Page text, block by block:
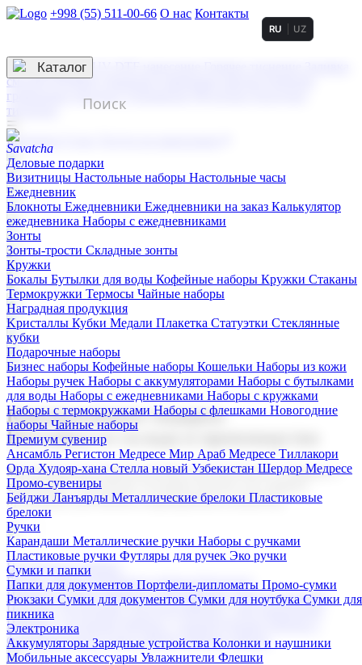
+998 (55) 511-00-66 О нас Контакты
3D гравировка
смолой (Doming)
гравировка твердая
тиснение
RU UZ
☰
Контакты
Каталог
Деловые подарки
Визитницы Настольные наборы Настольные часы
Ежедневник
Блокноты Ежедневники Ежедневники на заказ Калькулятор
ежедневника Наборы с ежедневниками
Зонты
Зонты-трости Складные зонты
Кружки
Бокалы Бутылки для воды Кофейные наборы Кружки Стаканы
Термокружки Термосы Чайные наборы
Наградная продукция
Kристаллы Кубки Медали Плакетка Статуэтки Стеклянные
кубки
Подарочные наборы
Бизнес наборы Кофейные наборы Кошельки Наборы из кожи
Наборы ручек Наборы с аккумуляторами Наборы с бутылками
для воды Наборы с ежедневниками Наборы с кружками
Наборы с термокружками Наборы с флешками Новогодние
наборы Чайные наборы
Премиум сувенир
Ансамбль Регистон Медресе Мир Араб Медресе Тиллакори
Орда Худояр-хана Стелла новый Узбекистан Шердор Медресе
Промо-сувениры
Бейджи Ланъярды Металлические брелоки Пластиковые
брелоки
Ручки
Карандаши Металлические ручки Наборы с ручками
Пластиковые ручки Футляры для ручек Эко ручки
Сумки и папки
Папки для документов Портфели-дипломаты Промо-сумки
Рюкзаки Сумки для документов Сумки для ноутбука Сумки для
пикника
Электроника
Аккумуляторы Зарядные устройства Колонки и наушники
Мобильные аксессуары Увлажнители Флешки
Корпоративные подарки
Поставка со склада и производство
Мы предлагаем широкий выбор корпоративных подарков и
сувениров с логотипом. В нашем каталоге вы найдете
продукцию для бизнеса, мероприятия и клиентов.
Подарочные наборы
Бизнес наборыКофейные наборы Кошельки
Наборы из кожиНаборы ручекНаборы с аккумуляторами
Наборы с бутылками для воды
Наборы с ежедневниками
Наборы с кружками
флешкамиНовогодние наборыЧайные наборы